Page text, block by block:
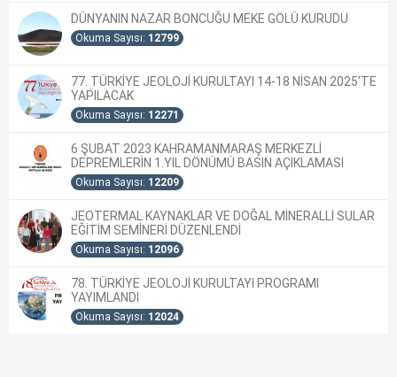
DÜNYANIN NAZAR BONCUĞU MEKE GÖLÜ KURUDU
Okuma Sayısı: 12799
77. TÜRKİYE JEOLOJİ KURULTAYI 14-18 NİSAN 2025’TE
YAPILACAK
Okuma Sayısı: 12271
6 ŞUBAT 2023 KAHRAMANMARAŞ MERKEZLİ
DEPREMLERİN 1.YIL DÖNÜMÜ BASIN AÇIKLAMASI
Okuma Sayısı: 12209
JEOTERMAL KAYNAKLAR VE DOĞAL MİNERALLİ SULAR
EĞİTİM SEMİNERİ DÜZENLENDİ
Okuma Sayısı: 12096
78. TÜRKİYE JEOLOJİ KURULTAYI PROGRAMI
YAYIMLANDI
Okuma Sayısı: 12024